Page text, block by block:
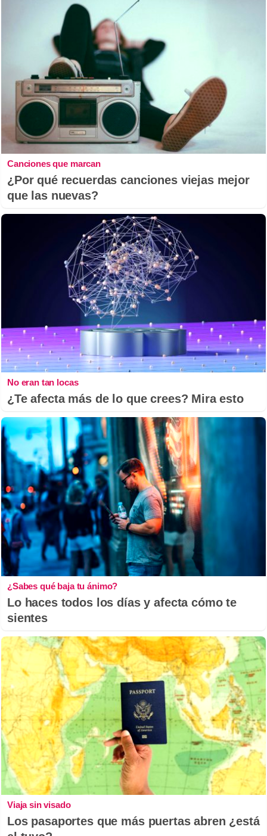
Canciones que marcan
¿Por qué recuerdas canciones viejas mejor
que las nuevas?
No eran tan locas
¿Te afecta más de lo que crees? Mira esto
¿Sabes qué baja tu ánimo?
Lo haces todos los días y afecta cómo te
sientes
Viaja sin visado
Los pasaportes que más puertas abren ¿está